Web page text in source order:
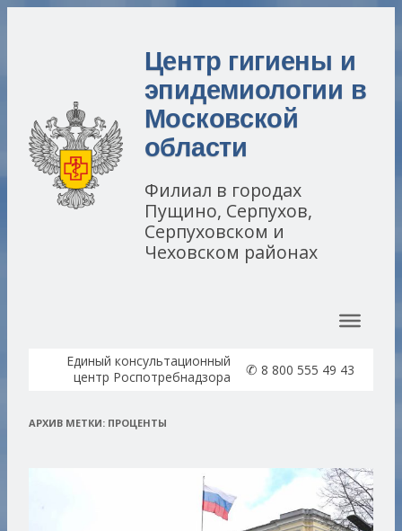
Центр гигиены и
эпидемиологии в
Московской
области
Филиал в городах
Пущино, Серпухов,
Серпуховском и
Чеховском районах
Единый консультационный
центр Роспотребнадзора
✆ 8 800 555 49 43
АРХИВ МЕТКИ: ПРОЦЕНТЫ